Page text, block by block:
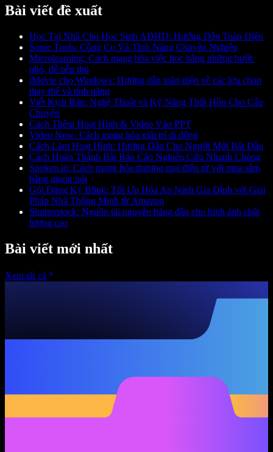
Bài viết đề xuất
Học Tại Nhà Cho Học Sinh ADHD: Hướng Dẫn Toàn Diện
Sonic Tools: Công Cụ Và Tính Năng Chuyên Nghiệp
Microlearning: Cách mạng hóa việc học bằng những bước
nhỏ, dễ tiếp thu
iMovie cho Windows: Hướng dẫn toàn diện về các lựa chọn
thay thế và tính năng
Viết Kịch Bản: Nghệ Thuật và Kỹ Năng Thổi Hồn Cho Câu
Chuyện
Cách Thêm Hoạt Hình & Video Vào PPT
Video Now: Cách mạng hóa giải trí di động
Cách Làm Hoạt Hình: Hướng Dẫn Cho Người Mới Bắt Đầu
Cách Hoàn Thành Bài Báo Cáo Nghiên Cứu Nhanh Chóng
Spoken.io: Cách mạng hóa thương mại điện tử với mua sắm
bằng giọng nói
Gói Đăng Ký Blink: Tối Ưu Hóa An Ninh Gia Đình với Giải
Pháp Nhà Thông Minh từ Amazon
Shutterstock: Nguồn tài nguyên hàng đầu cho hình ảnh chất
lượng cao
Bài viết mới nhất
Xem tất cả